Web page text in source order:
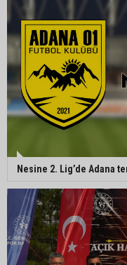
Nesine 2. Lig’de Adana